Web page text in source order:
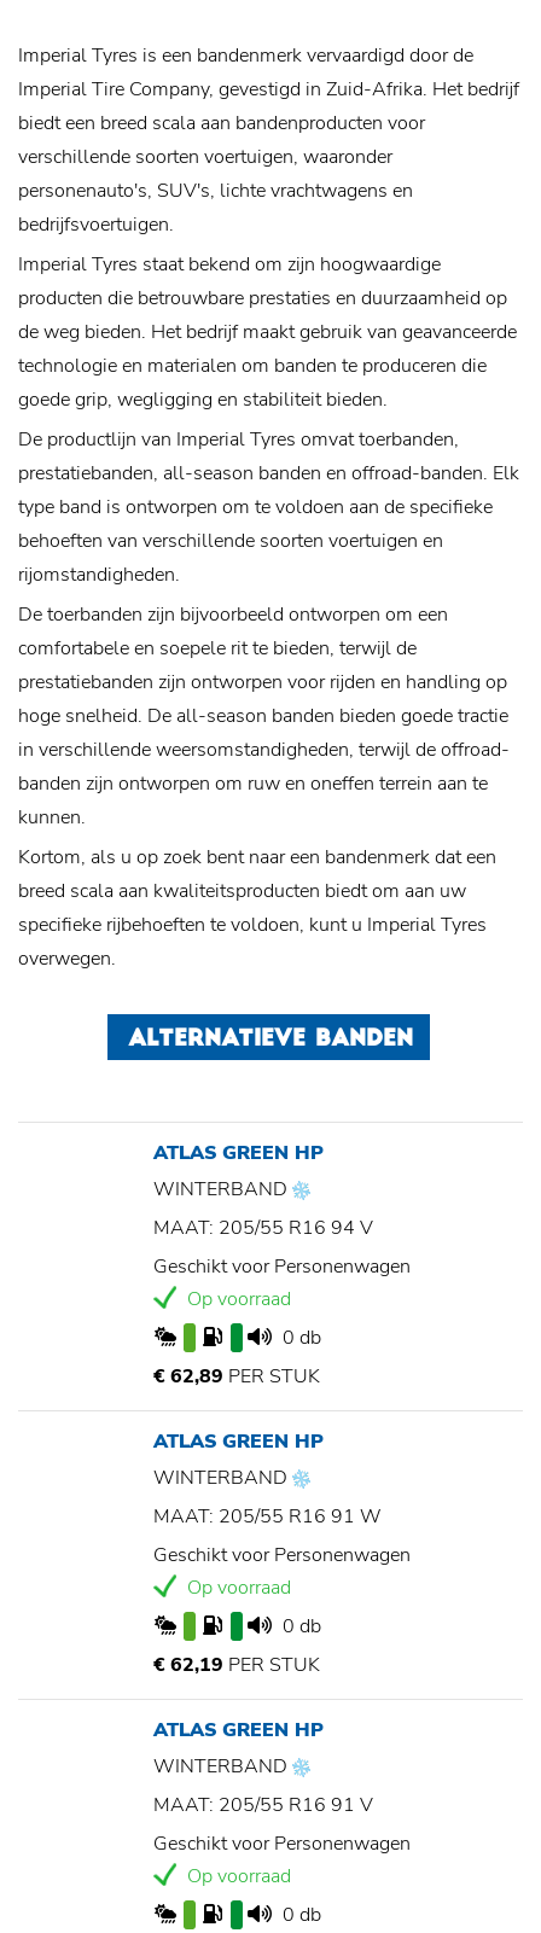
Imperial Tyres is een bandenmerk vervaardigd door de
Imperial Tire Company, gevestigd in Zuid-Afrika. Het bedrijf
biedt een breed scala aan bandenproducten voor
verschillende soorten voertuigen, waaronder
personenauto's, SUV's, lichte vrachtwagens en
bedrijfsvoertuigen.
Imperial Tyres staat bekend om zijn hoogwaardige
producten die betrouwbare prestaties en duurzaamheid op
de weg bieden. Het bedrijf maakt gebruik van geavanceerde
technologie en materialen om banden te produceren die
goede grip, wegligging en stabiliteit bieden.
De productlijn van Imperial Tyres omvat toerbanden,
prestatiebanden, all-season banden en offroad-banden. Elk
type band is ontworpen om te voldoen aan de specifieke
behoeften van verschillende soorten voertuigen en
rijomstandigheden.
De toerbanden zijn bijvoorbeeld ontworpen om een ​​
comfortabele en soepele rit te bieden, terwijl de
prestatiebanden zijn ontworpen voor rijden en handling op
hoge snelheid. De all-season banden bieden goede tractie
in verschillende weersomstandigheden, terwijl de offroad-
banden zijn ontworpen om ruw en oneffen terrein aan te
kunnen.
Kortom, als u op zoek bent naar een bandenmerk dat een
breed scala aan kwaliteitsproducten biedt om aan uw
specifieke rijbehoeften te voldoen, kunt u Imperial Tyres
overwegen.
ALTERNATIEVE BANDEN
ATLAS GREEN HP
WINTERBAND
MAAT: 205/55 R16 94 V
Geschikt voor Personenwagen
Op voorraad
0 db
€ 62,89 PER STUK
ATLAS GREEN HP
WINTERBAND
MAAT: 205/55 R16 91 W
Geschikt voor Personenwagen
Op voorraad
0 db
€ 62,19 PER STUK
ATLAS GREEN HP
WINTERBAND
MAAT: 205/55 R16 91 V
Geschikt voor Personenwagen
Op voorraad
0 db